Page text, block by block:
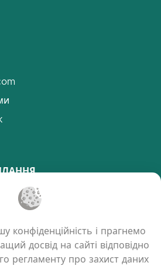
файлів cookie
конфіденційність і прагнемо
досвід на сайті відповідно
регламенту про захист даних